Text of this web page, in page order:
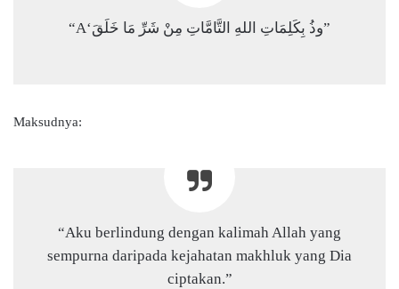
“A‘وذُ بِكَلِمَاتِ اللهِ التَّامَّاتِ مِنْ شَرِّ مَا خَلَقَ”
Maksudnya:
“Aku berlindung dengan kalimah Allah yang
sempurna daripada kejahatan makhluk yang Dia
ciptakan.”